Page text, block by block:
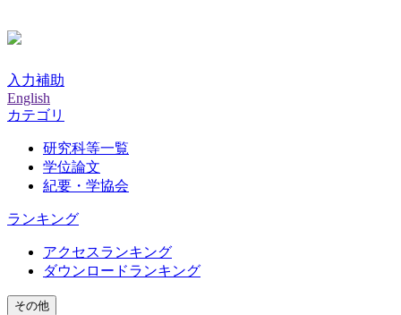
入力補助
English
カテゴリ
研究科等一覧
学位論文
紀要・学協会
ランキング
アクセスランキング
ダウンロードランキング
その他